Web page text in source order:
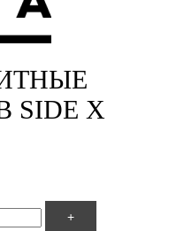
SIDE X
+